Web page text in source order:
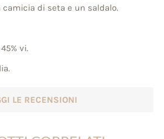
di seta e un saldalo.
vi.
LE RECENSIONI